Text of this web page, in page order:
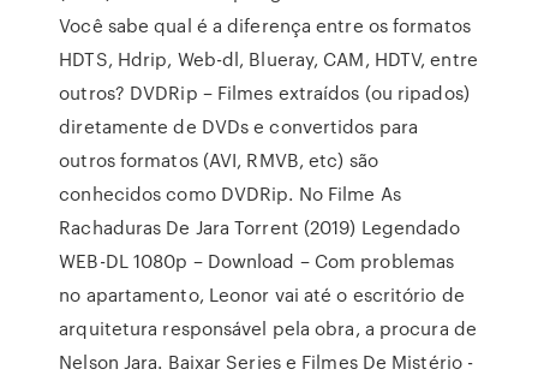
Você sabe qual é a diferença entre os formatos
HDTS, Hdrip, Web-dl, Blueray, CAM, HDTV, entre
outros? DVDRip – Filmes extraídos (ou ripados)
diretamente de DVDs e convertidos para
outros formatos (AVI, RMVB, etc) são
conhecidos como DVDRip. No Filme As
Rachaduras De Jara Torrent (2019) Legendado
WEB-DL 1080p – Download – Com problemas
no apartamento, Leonor vai até o escritório de
arquitetura responsável pela obra, a procura de
Nelson Jara. Baixar Series e Filmes De Mistério -